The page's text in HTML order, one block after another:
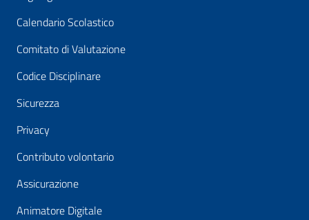
Calendario Scolastico
Comitato di Valutazione
Codice Disciplinare
Sicurezza
Privacy
Contributo volontario
Assicurazione
Animatore Digitale